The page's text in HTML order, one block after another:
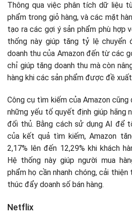
Thông qua việc phân tích dữ liệu
phẩm trong giỏ hàng, và các mặt
tạo ra các gợi ý sản phẩm phù hợp
thống này giúp tăng tỷ lệ chuyển
doanh thu của Amazon đến từ các
chỉ giúp tăng doanh thu mà còn
hàng khi các sản phẩm được đề
Công cụ tìm kiếm của Amazon
những yếu tố quyết định giúp hãng
đối thủ. Bằng cách sử dụng AI để
của kết quả tìm kiếm, Amazon
2,17% lên đến 12,29% khi khách
Hệ thống này giúp người mua
phẩm họ cần nhanh chóng, cải thiện
thúc đẩy doanh số bán hàng​.
Netflix